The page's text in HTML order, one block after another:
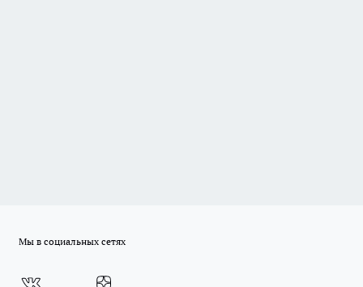
Мы в социальных сетях